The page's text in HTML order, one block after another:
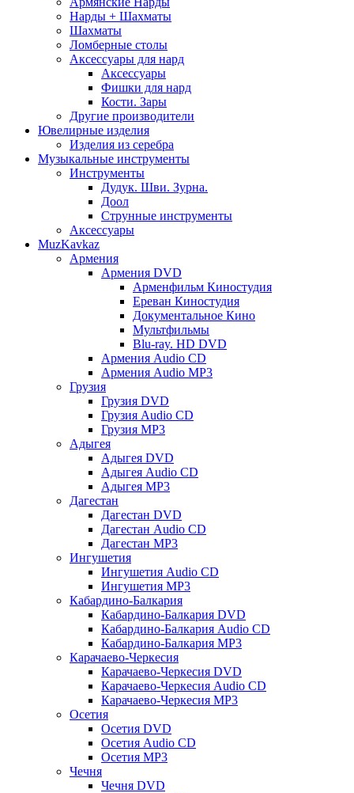
Нарды + Шахматы
Шахматы
Ломберные столы
Аксессуары для нард
Аксессуары
Фишки для нард
Кости. Зары
Другие производители
Ювелирные изделия
Изделия из серебра
Музыкальные инструменты
Инструменты
Дудук. Шви. Зурна.
Доол
Струнные инструменты
Аксессуары
MuzKavkaz
Армения
Армения DVD
Арменфильм Киностудия
Ереван Киностудия
Документальное Кино
Мультфильмы
Blu-ray. HD DVD
Армения Audio CD
Армения Audio MP3
Грузия
Грузия DVD
Грузия Audio CD
Грузия MP3
Адыгея
Адыгея DVD
Адыгея Audio CD
Адыгея MP3
Дагестан
Дагестан DVD
Дагестан Audio CD
Дагестан MP3
Ингушетия
Ингушетия Audio CD
Ингушетия MP3
Кабардино-Балкария
Кабардино-Балкария DVD
Кабардино-Балкария Audio CD
Кабардино-Балкария MP3
Карачаево-Черкесия
Карачаево-Черкесия DVD
Карачаево-Черкесия Audio CD
Карачаево-Черкесия MP3
Осетия
Осетия DVD
Осетия Audio CD
Осетия MP3
Чечня
Чечня DVD